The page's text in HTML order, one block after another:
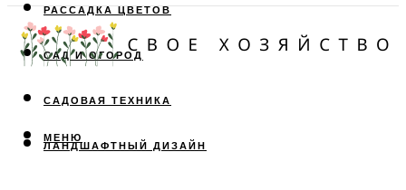
РАССАДКА ЦВЕТОВ
САД И ОГОРОД
САДОВАЯ ТЕХНИКА
ЛАНДШАФТНЫЙ ДИЗАЙН
МЕНЮ